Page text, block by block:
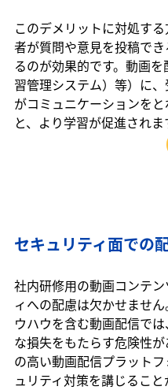
このデメリットに対処す
者が質問や意見を投稿で
るのが効果的です。動画
習管理システム）等）に
がコミュニケーションを
と、より学習が促進されま
セキュリティ面での
社内研修用の動画コンテ
ィへの配慮は欠かせませ
ウハウを含む動画配信で
な損失をもたらす危険性
の高い動画配信プラット
ュリティ対策を講じること